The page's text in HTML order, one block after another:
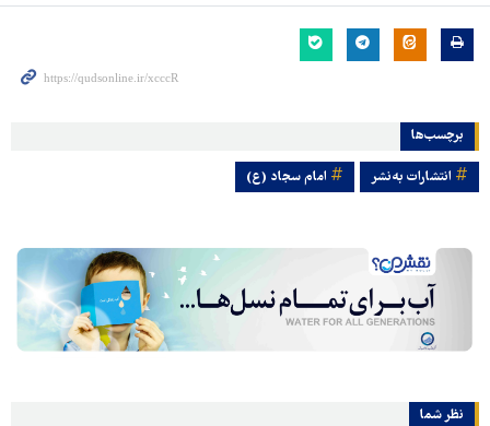
برچسب‌ها
انتشارات به‌نشر امام سجاد (ع)
نظر شما